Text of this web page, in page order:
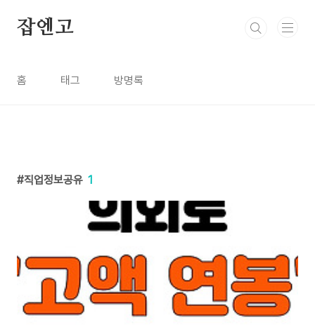
잡엔고
홈 태그 방명록
직업정보공유 1